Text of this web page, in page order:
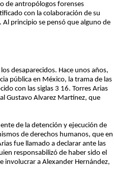
de antropólogos forenses
con la colaboración de su
principio se pensó que alguno de
desaparecidos. Hace unos años,
pública en México, la trama de las
con las siglas 3 16. Torres Arias
Gustavo Alvarez Martínez, que
de la detención y ejecución de
de derechos humanos, que en
fue llamado a declarar ante las
responsabilizó de haber sido el
involucrar a Alexander Hernández,